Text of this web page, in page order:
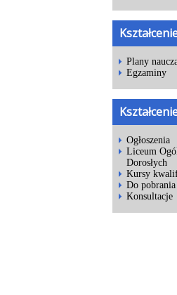
Plany
Egzaminy
Ogłoszenia
Liceum
Dorosłych
Kursy
Do pobrania
Konsultacje